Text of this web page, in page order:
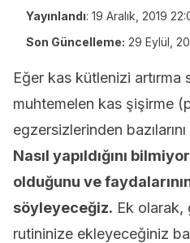
Yayınlandı: 19 Aralık, 2019
Son Güncelleme: 29 Eylül,
Eğer kas kütlenizi artırma
muhtemelen kas şişirme
egzersizlerinden bazılarını
Nasıl yapıldığını
olduğunu ve
söyleyeceğiz. Ek olarak,
rutininize ekleyeceğiniz